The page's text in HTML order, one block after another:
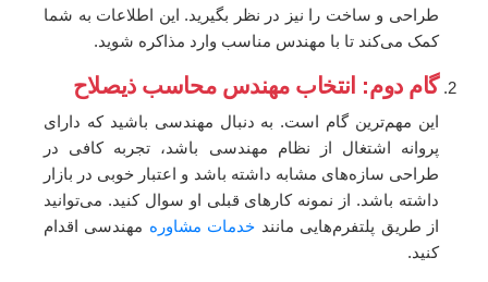
طراحی و ساخت را نیز در نظر بگیرید. این اطلاعات به شما
کمک می‌کند تا با مهندس مناسب وارد مذاکره شوید.
گام دوم: انتخاب مهندس محاسب ذیصلاح
این مهم‌ترین گام است. به دنبال مهندسی باشید که دارای
پروانه اشتغال از نظام مهندسی باشد، تجربه کافی در
طراحی سازه‌های مشابه داشته باشد و اعتبار خوبی در بازار
داشته باشد. از نمونه کارهای قبلی او سوال کنید. می‌توانید
از طریق پلتفرم‌هایی مانند خدمات مشاوره مهندسی اقدام
کنید.